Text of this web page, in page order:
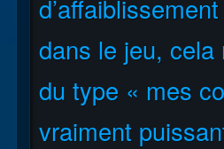
dans le jeu,
du type « mes
vraiment